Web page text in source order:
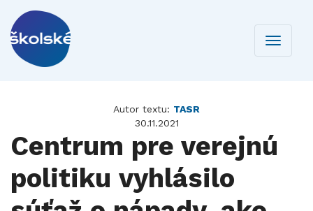
Toggle
Autor textu: TASR
30.11.2021
Centrum pre verejnú
politiku vyhlásilo